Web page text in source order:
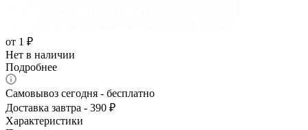
от 1 ₽
Нет в наличии
Подробнее
Самовывоз сегодня - бесплатно
Доставка завтра - 390 ₽
Характеристики